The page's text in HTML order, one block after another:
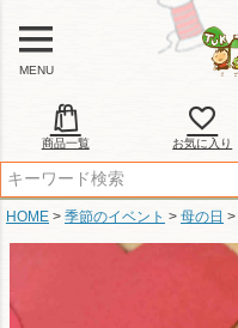
MENU
商品一覧 お気に入り
HOME 季節のイベント 母の日